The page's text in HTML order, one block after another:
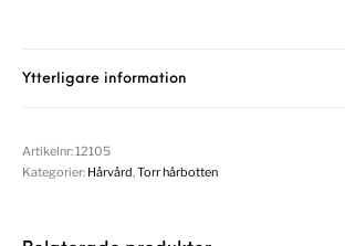
Ytterligare information
Artikelnr:12105
Kategorier: Hårvård ,Torr hårbotten